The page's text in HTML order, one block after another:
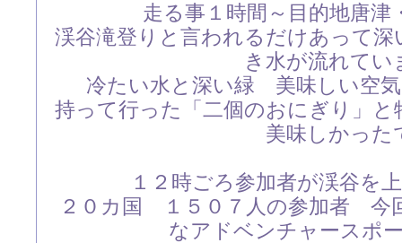
走る事１時間～目的地唐津
渓谷滝登りと言われるだけあって
き水が流れてい
冷たい水と深い緑 美味しい空
持って行った「二個のおにぎり」
美味しかった
１２時ごろ参加者が渓谷
２０カ国 １５０７人の参加者 今
なアドベンチャースポ